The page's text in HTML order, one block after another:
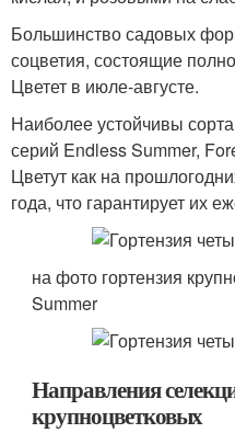
Большинство садовых
соцветия, состоящие
Цветет в июле-августе.
Наиболее устойчивы
серий Endless Summer,
Цветут как на
года, что гарантирует их
на фото гортензия
Summer
Направления
крупноцветковых